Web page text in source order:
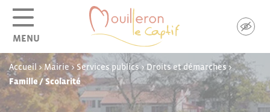
MENU
Accueil >Mairie> Services publics>Droits et démarches>
Famille / Scolarité
Panneau de gestion des cookies